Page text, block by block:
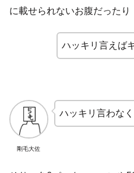
に載せられないお腹だったり
ハッキリ言えば
剛毛大佐
ハッキリ言わな